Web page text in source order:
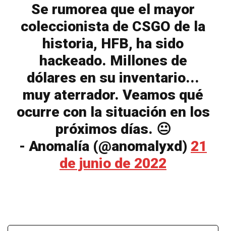
Se rumorea que el mayor
coleccionista de CSGO de la
historia, HFB, ha sido
hackeado. Millones de
dólares en su inventario...
muy aterrador. Veamos qué
ocurre con la situación en los
próximos días. 😐
- Anomalía (@anomalyxd) 21
de junio de 2022